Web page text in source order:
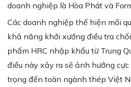
doanh nghiệp là Hòa Phát và
Các doanh nghiệp thể hiện mối
khả năng khởi xướng điều tra
phẩm HRC nhập khẩu từ Trung
điều này xảy ra sẽ ảnh hưởng
trọng đến toàn ngành thép Việt